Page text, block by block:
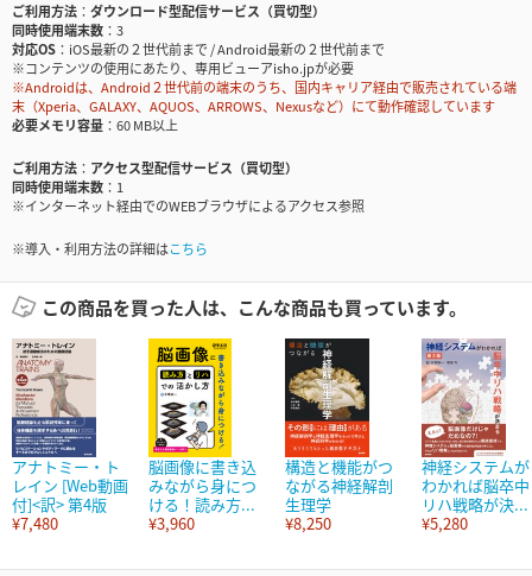
ご利用方法
ダウンロード型配信サービス（買切型）
同時使用端末数
3
対応OS
iOS最新の２世代前まで / Android最新の２世代前まで
※コンテンツの使用にあたり、専用ビューアisho.jpが必要
※Androidは、Android２世代前の端末のうち、国内キャリア経由で販売されている端
末（Xperia、GALAXY、AQUOS、ARROWS、Nexusなど）にて動作確認しています
必要メモリ容量
60 MB以上
ご利用方法
アクセス型配信サービス（買切型）
同時使用端末数
1
※インターネット経由でのWEBブラウザによるアクセス参照
※導入・利用方法の詳細はこちら
この商品を買った人は、こんな商品も買っています。
アナトミー・ト
レイン [Web動画
付]<訳> 第4版
¥7,480
脳画像に書き込
みながら身につ
ける！読み方...
¥3,960
構造と機能がつ
ながる神経解剖
生理学
¥8,250
神経システムが
わかれば脳卒中
リハ戦略が決...
¥5,280